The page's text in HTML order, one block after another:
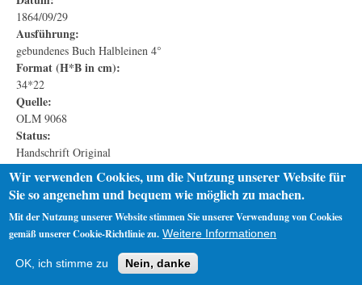
1864/09/29
Ausführung:
gebundenes Buch Halbleinen 4°
Format (H*B in cm):
34*22
Quelle:
OLM 9068
Status:
Handschrift Original
Digitalisate:
Transkript (pdf 122 KB),
Digitalisat (pdf 614
KB)
Impressum
Wir verwenden Cookies, um die Nutzung unserer Website für
Sie so angenehm und bequem wie möglich zu machen.
Mit der Nutzung unserer Website stimmen Sie unserer Verwendung von Cookies
gemäß unserer Cookie-Richtlinie zu. Weitere Informationen
OK, ich stimme zu Nein, danke